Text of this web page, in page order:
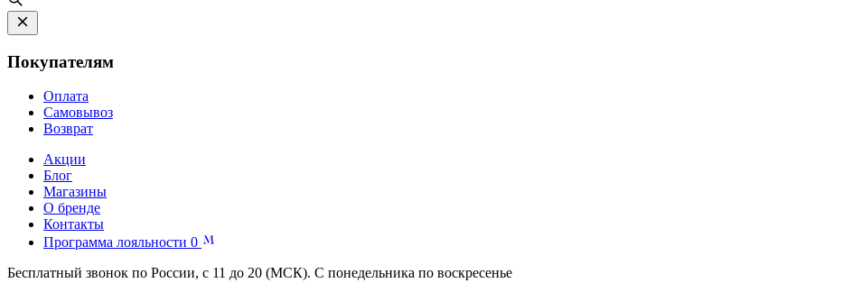
Покупателям
Оплата
Самовывоз
Возврат
Акции
Блог
Магазины
О бренде
Контакты
Программа лояльности 0
Бесплатный звонок по России, с 11 до 20 (МСК). С понедельника по воскресенье